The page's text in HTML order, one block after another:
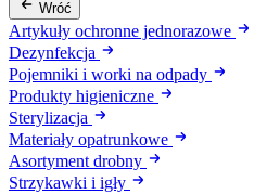
Wróć
Artykuły ochronne jednorazowe
Dezynfekcja
Pojemniki i worki na odpady
Produkty higieniczne
Sterylizacja
Materiały opatrunkowe
Asortyment drobny
Strzykawki i igły